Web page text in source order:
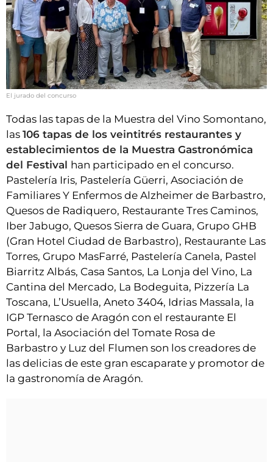
El jurado del concurso
Todas las tapas de la Muestra del Vino Somontano,
las 106 tapas de los veintitrés restaurantes y
establecimientos de la Muestra Gastronómica
del Festival han participado en el concurso.
Pastelería Iris, Pastelería Güerri, Asociación de
Familiares Y Enfermos de Alzheimer de Barbastro,
Quesos de Radiquero, Restaurante Tres Caminos,
Iber Jabugo, Quesos Sierra de Guara, Grupo GHB
(Gran Hotel Ciudad de Barbastro), Restaurante Las
Torres, Grupo MasFarré, Pastelería Canela, Pastel
Biarritz Albás, Casa Santos, La Lonja del Vino, La
Cantina del Mercado, La Bodeguita, Pizzería La
Toscana, L’Usuella, Aneto 3404, Idrias Massala, la
IGP Ternasco de Aragón con el restaurante El
Portal, la Asociación del Tomate Rosa de
Barbastro y Luz del Flumen son los creadores de
las delicias de este gran escaparate y promotor de
la gastronomía de Aragón.